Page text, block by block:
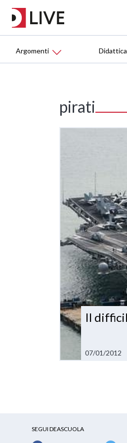
Argomenti
pirati
Il
07/01/2012
SEGUI DEASCUOLA